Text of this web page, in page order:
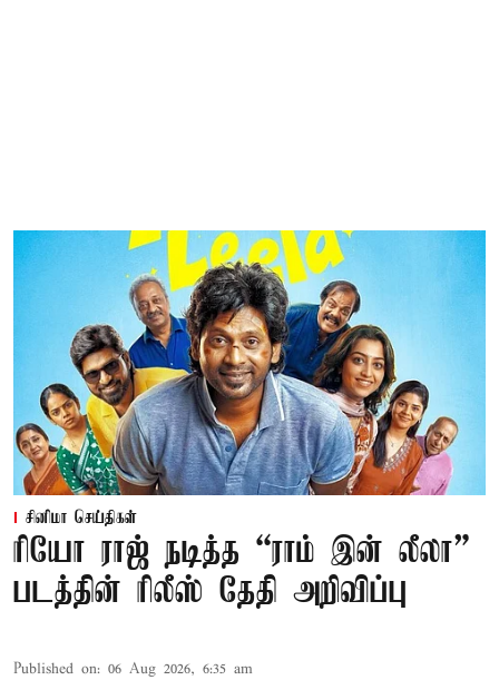
சினிமா செய்திகள்
ரியோ ராஜ் நடித்த “ராம் இன் லீலா”
படத்தின் ரிலீஸ் தேதி அறிவிப்பு
Published on: 06 Aug 2026, 6:35 am